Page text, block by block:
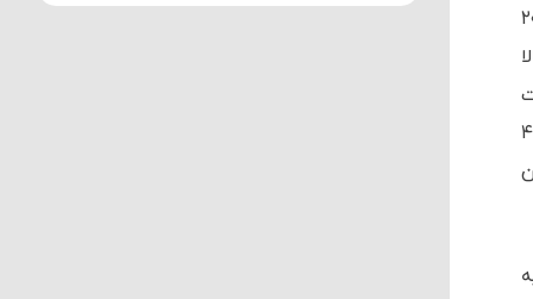
عملکرد بد آن در سال ۲۰۲۰
تریلیون و ۵۵۳ میلیارد و ۴۹۶
و ۳۵۲ میلیون